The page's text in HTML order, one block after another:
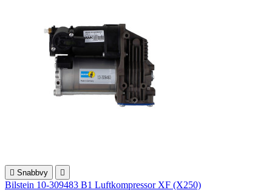
 Snabbvy 
Bilstein 10-309483 B1 Luftkompressor XF (X250)